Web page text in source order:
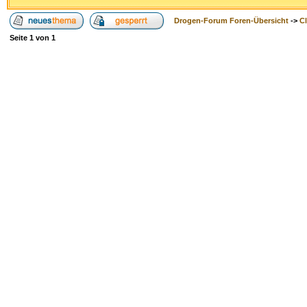
Drogen-Forum Foren-Übersicht ->
Seite 1 von 1